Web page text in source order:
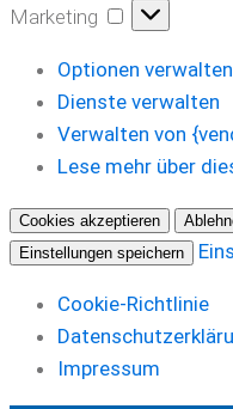
Marketing
Marketing
Optionen verwalten
Dienste verwalten
Verwalten von
Lese mehr über
Cookies akzeptieren
Einstellungen speichern
Cookie-Richtlinie
Impressum